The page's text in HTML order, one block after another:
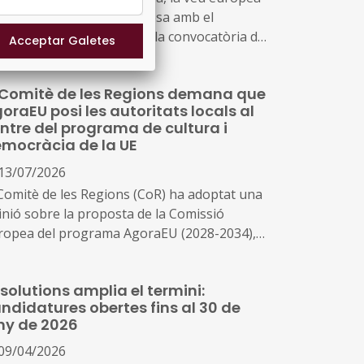
societat civil compromesa amb el
cultural, ha obert la convocatòria de
per a la 2027 edició dels Premis
de Patrimoni / Premis Europa
una iniciativa que identifica, reconeix i
les millors pràctiques en la protecció,
i promoció del patrimoni cultural
de les Regions demana que
posi les autoritats locals al
del programa de cultura i
de la UE
13/07/2026
de les Regions (CoR) ha adoptat una
sobre la proposta de la Comissió
del programa AgoraEU (2028-2034),
participació ciutadana i igualtat.
amplia el termini:
obertes fins al 30 de
de 2026
04/2026